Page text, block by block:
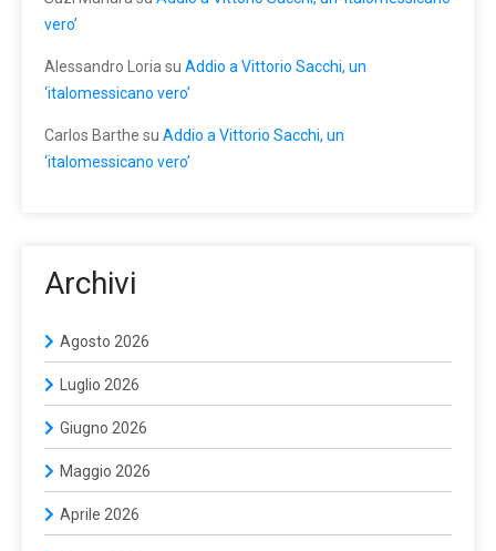
vero’
Alessandro Loria su Addio a Vittorio Sacchi, un
‘italomessicano vero’
Carlos Barthe su Addio a Vittorio Sacchi, un
‘italomessicano vero’
Archivi
Agosto 2026
Luglio 2026
Giugno 2026
Maggio 2026
Aprile 2026